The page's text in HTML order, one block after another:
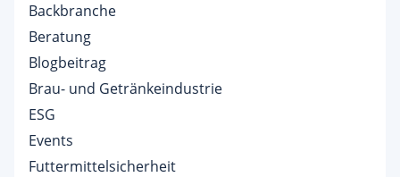
Backbranche
Beratung
Blogbeitrag
Brau- und Getränkeindustrie
ESG
Events
Futtermittelsicherheit